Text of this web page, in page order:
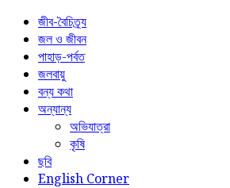
জীব-বৈচিত্র্য
জল ও জীবন
পাহাড়-পর্বত
জলবায়ু
বন্য কথা
অন্যান্য
অভিযাত্রা
কৃষি
ছবি
English Corner